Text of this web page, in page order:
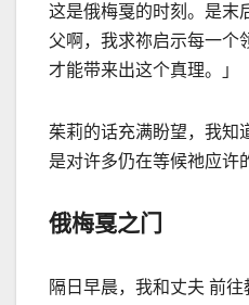
这是俄梅戛的时刻。是末
父啊，我求祢启示每一个
才能带来出这个真理。」
茱莉的话充满盼望，我知
是对许多仍在等候祂应许
俄梅戛之门
隔日早晨，我和丈夫 前往